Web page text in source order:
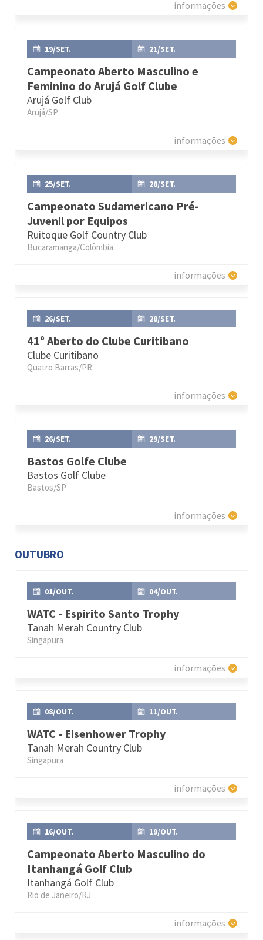
informações
19/SET. 21/SET.
Campeonato Aberto Masculino e
Feminino do Arujá Golf Clube
Arujá Golf Club
Arujá/SP
informações
25/SET. 28/SET.
Campeonato Sudamericano Pré-
Juvenil por Equipos
Ruitoque Golf Country Club
Bucaramanga/Colômbia
informações
26/SET. 28/SET.
41º Aberto do Clube Curitibano
Clube Curitibano
Quatro Barras/PR
informações
26/SET. 29/SET.
Bastos Golfe Clube
Bastos Golf Clube
Bastos/SP
informações
OUTUBRO
01/OUT. 04/OUT.
WATC - Espirito Santo Trophy
Tanah Merah Country Club
Singapura
informações
08/OUT. 11/OUT.
WATC - Eisenhower Trophy
Tanah Merah Country Club
Singapura
informações
16/OUT. 19/OUT.
Campeonato Aberto Masculino do
Itanhangá Golf Club
Itanhangá Golf Club
Rio de Janeiro/RJ
informações